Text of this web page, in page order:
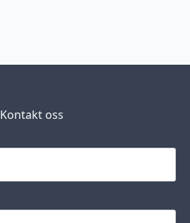
Kontakt oss